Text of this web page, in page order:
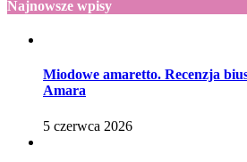
Najnowsze wpisy
Miodowe amaretto. Recenzja
Amara
5 czerwca 2026